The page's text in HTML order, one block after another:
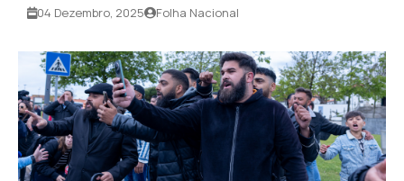
04 Dezembro, 2025 Folha Nacional